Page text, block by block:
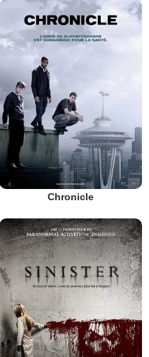
Chronicle